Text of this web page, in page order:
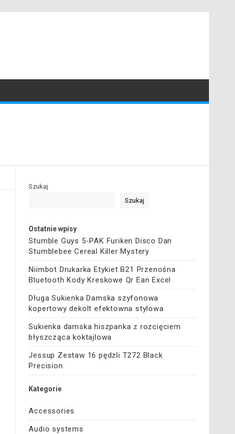
Szukaj
Szukaj
Ostatnie wpisy
Stumble Guys 5-PAK Furiken Disco Dan
Stumblebee Cereal Killer Mystery
Niimbot Drukarka Etykiet B21 Przenośna
Bluetooth Kody Kreskowe Qr Ean Excel
Długa Sukienka Damska szyfonowa
kopertowy dekolt efektowna stylowa
Sukienka damska hiszpanka z rozcięciem
błyszcząca koktajlowa
Jessup Zestaw 16 pędzli T272 Black
Precision
Kategorie
Accessories
Audio systems